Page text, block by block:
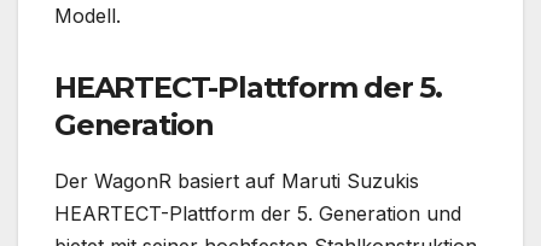
Modell.
HEARTECT-Plattform der 5.
Generation
Der WagonR basiert auf Maruti Suzukis
HEARTECT-Plattform der 5. Generation und